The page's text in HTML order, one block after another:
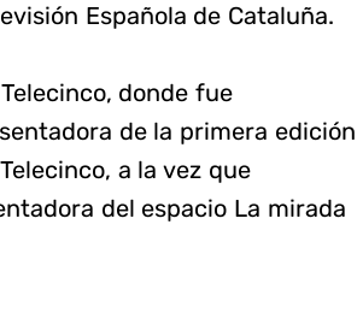
Española de Cataluña.
donde fue
de la primera edición
a la vez que
del espacio La mirada